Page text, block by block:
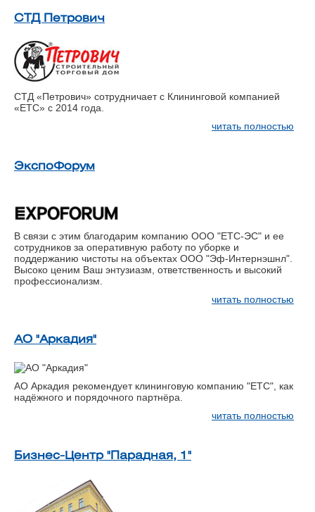
СТД Петрович
СТД «Петрович» сотрудничает с Клининговой компанией
«ЕТС» с 2014 года.
читать полностью
ЭкспоФорум
В связи с этим благодарим компанию ООО "ЕТС-ЭС" и ее
сотрудников за оперативную работу по уборке и
поддержанию чистоты на объектах ООО "Эф-Интернэшнл".
Высоко ценим Ваш энтузиазм, ответственность и высокий
профессионализм.
читать полностью
АО "Аркадия"
АО Аркадия рекомендует клининговую компанию "ЕТС", как
надёжного и порядочного партнёра.
читать полностью
Бизнес-Центр "Парадная, 1"